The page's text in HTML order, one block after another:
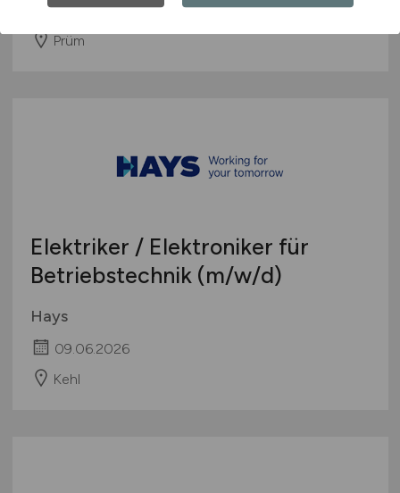
22.06.2026
Prüm
Elektriker / Elektroniker für
Betriebstechnik (m/w/d)
Hays
09.06.2026
Kehl